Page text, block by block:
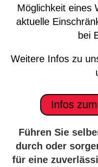
Möglichkeit eines
aktuelle
bei
Weitere Infos zu
Infos
Führen Sie
durch oder
für eine